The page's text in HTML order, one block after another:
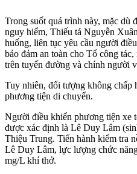
Trong suốt quá trình này, mặc dù
nguy hiểm, Thiếu tá Nguyễn
huống, liên tục yêu cầu người
bảo đảm an toàn cho Tổ công
trên tuyến đường và chính người
Tuy nhiên, đối tượng không chấp
phương tiện di chuyển.
Người điều khiển phương tiện xe
được xác định là Lê Duy Lâm
Thiệu Trung. Tiến hành kiểm tra
Lê Duy Lâm, lực lượng chức
mg/L khí thở.